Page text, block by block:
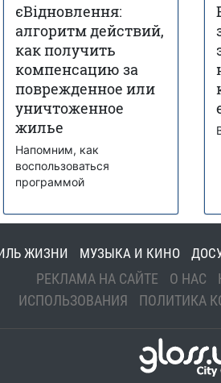
єВідновлення:
алгоритм действий,
как получить
компенсацию за
поврежденное или
уничтоженное
жилье
Напомним, как
воспользоваться
программой
ЖИЗНИ МУЗЫКА И КИНО
РЕКЛАМА НА САЙТЕ О НАС
ИСПОЛЬЗОВАНИЯ
ПОЛИТИКА